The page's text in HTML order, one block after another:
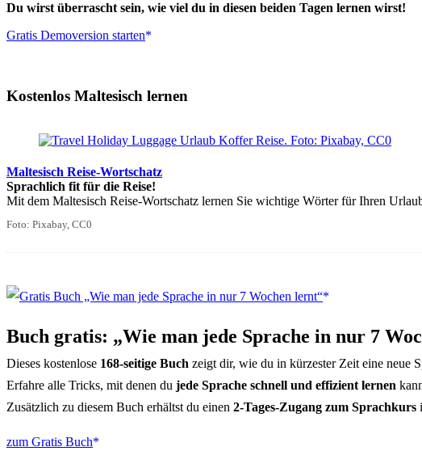
Du wirst überrascht sein, wie viel du in diesen beiden Tagen lernen wirst!
Gratis Demoversion starten
Kostenlos Maltesisch lernen
Maltesisch Reise-Wortschatz
Sprachlich fit für die Reise!
Mit dem Maltesisch Reise-Wortschatz lernen Sie wichtige Wörter für Ihren
Foto: Pixabay, CC0
Buch gratis: „Wie man jede Sprache in nur 7
Dieses kostenlose 168-seitige Buch zeigt dir, wie du in kürzester Zeit eine neue
Erfahre alle Tricks, mit denen du jede Sprache schnell und effizient lernen
Zusätzlich zu diesem Buch erhältst du einen 2-Tages-Zugang zum Sprachkurs
zum Gratis Buch